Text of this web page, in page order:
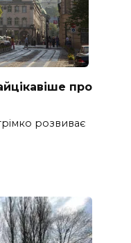
про
розвиває